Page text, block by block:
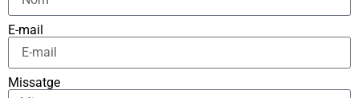
E-mail
Missatge